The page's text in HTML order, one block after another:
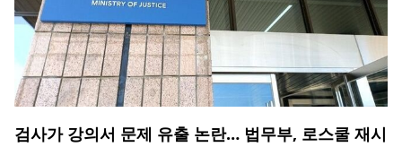
검사가 강의서 문제 유출 논란… 법무부, 로스쿨 재시